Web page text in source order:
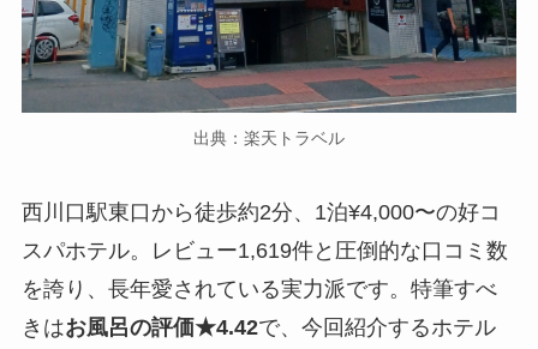
出典：楽天トラベル
西川口駅東口から徒歩約2分、1泊¥4,000〜の好コ
スパホテル。レビュー1,619件と圧倒的な口コミ数
を誇り、長年愛されている実力派です。特筆すべ
きはお風呂の評価★4.42で、今回紹介するホテル